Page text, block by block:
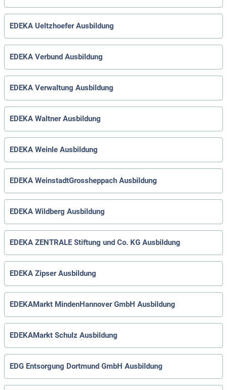
EDEKA Ueltzhoefer Ausbildung
EDEKA Verbund Ausbildung
EDEKA Verwaltung Ausbildung
EDEKA Waltner Ausbildung
EDEKA Weinle Ausbildung
EDEKA WeinstadtGrossheppach Ausbildung
EDEKA Wildberg Ausbildung
EDEKA ZENTRALE Stiftung und Co. KG Ausbildung
EDEKA Zipser Ausbildung
EDEKAMarkt MindenHannover GmbH Ausbildung
EDEKAMarkt Schulz Ausbildung
EDG Entsorgung Dortmund GmbH Ausbildung